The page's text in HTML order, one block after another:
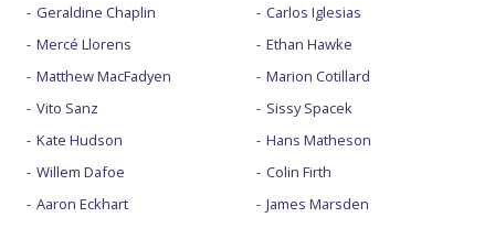
Geraldine Chaplin
Mercé Llorens
Matthew MacFadyen
Vito Sanz
Kate Hudson
Willem Dafoe
Aaron Eckhart
Carlos Iglesias
Ethan Hawke
Marion Cotillard
Sissy Spacek
Hans Matheson
Colin Firth
James Marsden